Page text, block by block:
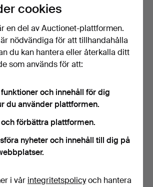
TVÅ LJUSSTAKAR,
BAROCKSTIL, OMKRING
1800.
4 dagar
cookies
en del av Auctionet-plattformen.
nödvändiga för att tillhandahålla
du kan hantera eller återkalla ditt
som används för att:
och innehåll för dig
du använder plattformen.
förbättra plattformen.
nyheter och innehåll till dig på
i vår integritetspolicyoch hantera